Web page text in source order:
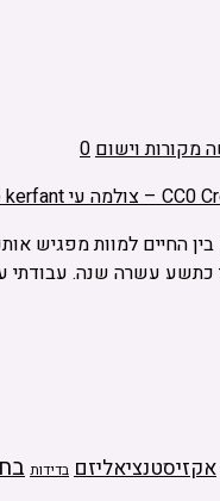
מקורות וישום0
למוות מפגיש
עשרה שנה. עבודתי
אקזיסטנציאליזם בדידות